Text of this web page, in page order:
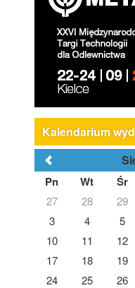
Kalendarium
Pn Wt Śr
27 28 29
3
4 5
10
11 12
17
18 19
24
25 26